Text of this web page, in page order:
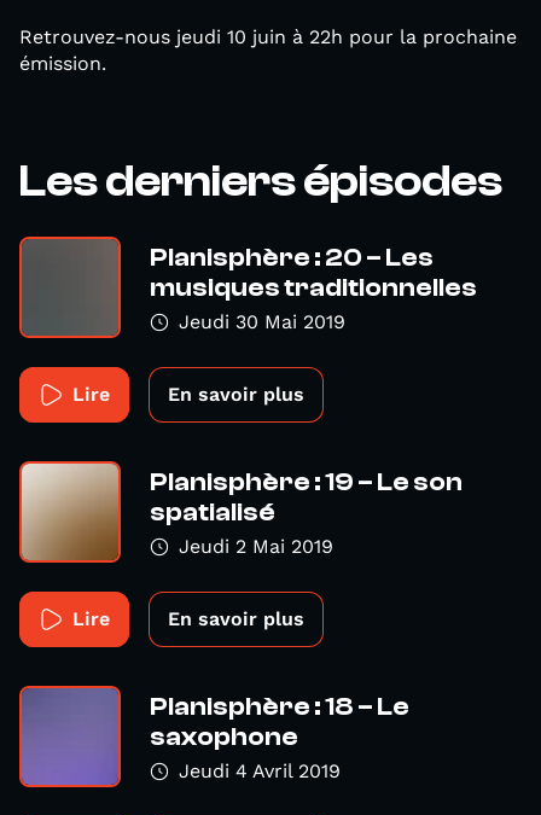
Retrouvez-nous jeudi 10 juin à 22h pour la prochaine
émission.
Les derniers épisodes
Planisphère : 20 – Les
musiques traditionnelles
Jeudi 30 Mai 2019
Lire En savoir plus
Planisphère : 19 – Le son
spatialisé
Jeudi 2 Mai 2019
Lire En savoir plus
Planisphère : 18 – Le
saxophone
Jeudi 4 Avril 2019